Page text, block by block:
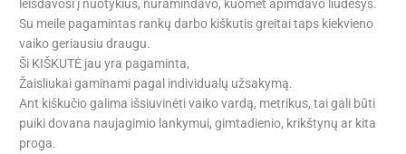
leisdavosi į nuotykius, nuramindavo, kuomet apimdavo liūdesys.
Su meile pagamintas rankų darbo kiškutis greitai taps kiekvieno
vaiko geriausiu draugu.
Ši KIŠKUTĖ jau yra pagaminta,
Žaisliukai gaminami pagal individualų užsakymą.
Ant kiškučio galima išsiuvinėti vaiko vardą, metrikus, tai gali būti
puiki dovana naujagimio lankymui, gimtadienio, krikštynų ar kita
proga.